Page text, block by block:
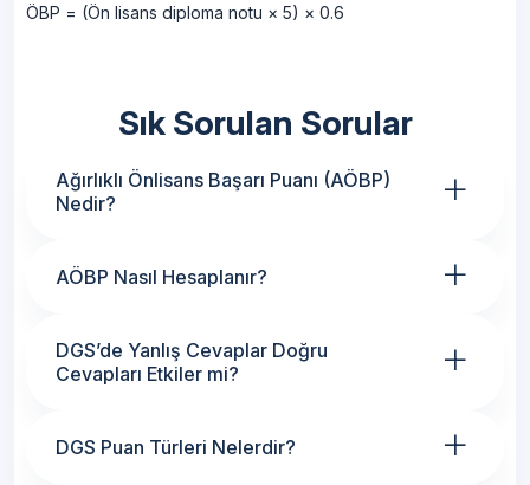
ÖBP = (Ön lisans diploma notu × 5) × 0.6
Sık Sorulan Sorular
Ağırlıklı Önlisans Başarı Puanı (AÖBP)
Nedir?
+
AÖBP Nasıl Hesaplanır? +
DGS’de Yanlış Cevaplar Doğru
Cevapları Etkiler mi?
+
DGS Puan Türleri Nelerdir? +